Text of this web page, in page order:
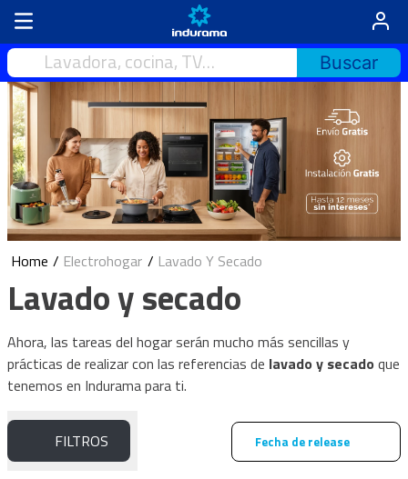
Lavadora, cocina, TV…
Electrohogar Lavado Y Secado
Lavado y secado
Ahora, las tareas del hogar serán mucho más sencillas y
prácticas de realizar con las referencias de lavado y secado que
tenemos en Indurama para ti.
FILTROS Fecha de release